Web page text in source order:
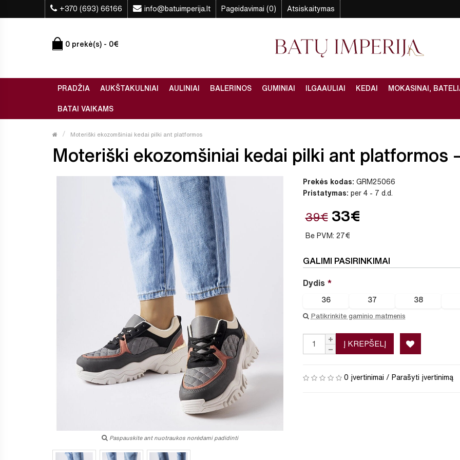
+370 (693) 66166 info@batuimperija.lt Pageidavimai (0) Atsiskaitymas
0 prekė(s) - 0€
PRADŽIA AUKŠTAKULNIAI AULINIAI BALERINOS GUMINIAI ILGAAULIAI KEDAI MOKASINAI,
BATAI VAIKAMS
Moteriški ekozomšiniai kedai pilki ant platformos
Moteriški ekozomšiniai kedai pilki ant platformos
Paspauskite ant nuotraukos norėdami padidinti
Prekės kodas: GRM25066
Pristatymas: per 4 - 7 d.d.
39€ 33€
Be PVM: 27€
GALIMI PASIRINKIMAI
Dydis
36 37 38
Patikrinkite gaminio matmenis
Į KREPŠELĮ
0 įvertinimai / Parašyti įvertinimą